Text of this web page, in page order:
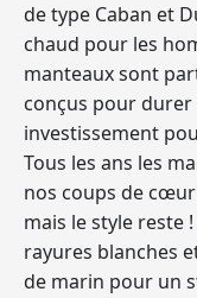
de type Caban et
chaud pour les
manteaux sont
conçus pour durer
investissement
Tous les ans les
nos coups de
mais le style reste
rayures blanches
de marin pour un